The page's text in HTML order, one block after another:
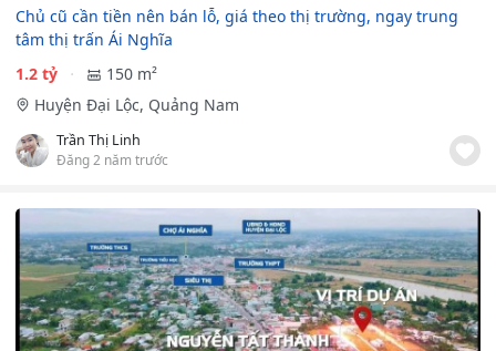
Chủ cũ cần tiền nên bán lỗ, giá theo thị trường, ngay trung
tâm thị trấn Ái Nghĩa
1.2 tỷ
150 m²
Huyện Đại Lộc, Quảng Nam
Trần Thị Linh
Đăng 2 năm trước